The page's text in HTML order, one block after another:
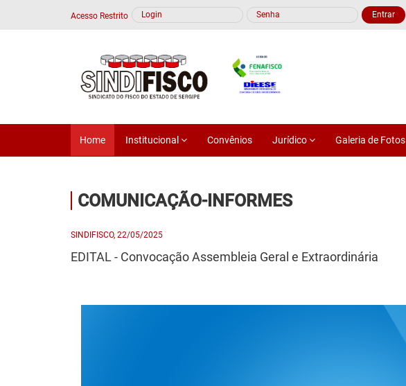
Acesso Restrito
Home Institucional Convênios Jurídico Galeria de Fotos
COMUNICAÇÃO-INFORMES
SINDIFISCO, 22/05/2025
EDITAL - Convocação Assembleia Geral e Extraordinária